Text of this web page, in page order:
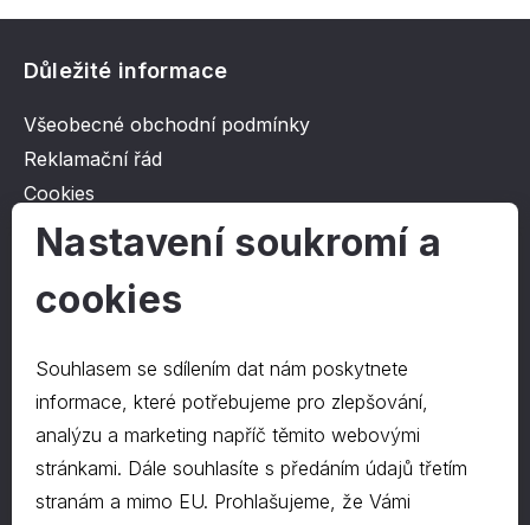
Důležité informace
Všeobecné obchodní podmínky
Reklamační řád
Cookies
Ochrana osobních údajů
O společnosti
Kontakt
O nás
Kontakty
Nastavení soukromí a
cookies
Souhlasem se sdílením dat nám poskytnete
informace, které potřebujeme pro zlepšování,
analýzu a marketing napříč těmito webovými
stránkami. Dále souhlasíte s předáním údajů třetím
stranám a mimo EU. Prohlašujeme, že Vámi